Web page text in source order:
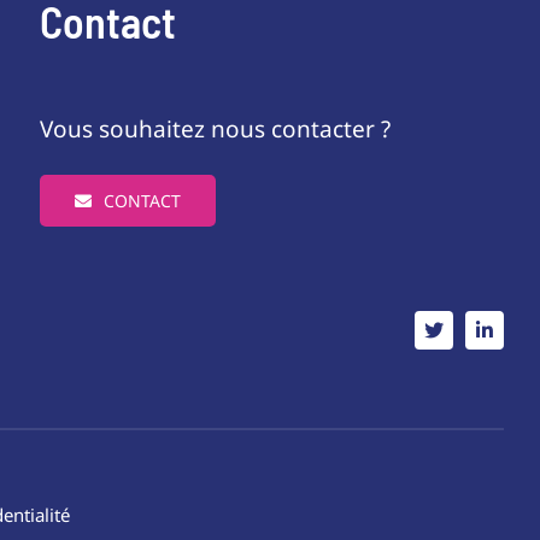
Contact
Vous souhaitez nous contacter ?
CONTACT